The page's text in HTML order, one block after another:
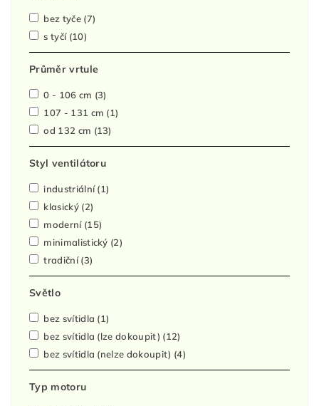
bez tyče (7)
s tyčí (10)
Průměr vrtule
0 - 106 cm (3)
107 - 131 cm (1)
od 132 cm (13)
Styl ventilátoru
industriální(1)
klasický (2)
moderní (15)
minimalistický (2)
tradiční(3)
Světlo
bez svítidla (1)
bez svítidla (lze dokoupit) (12)
bez svítidla (nelze dokoupit) (4)
Typ motoru